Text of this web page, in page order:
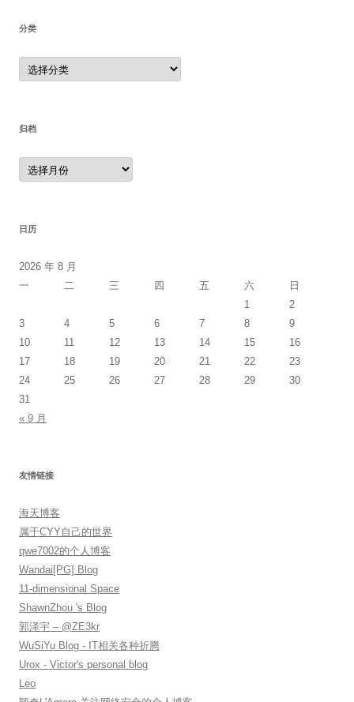
分类
分
类
归档
归
档
日历
2026 年 8 月
一
二 三 四 五 六
日
1
2
3
4 5 6 7 8
9
10
11 12 13 14 15
16
17
18 19 20 21 22
23
24
25 26 27 28 29
30
31
« 9 月
友情链接
海天博客
属于CYY自己的世界
qwe7002的个人博客
Wandai[PG] Blog
11-dimensional Space
ShawnZhou 's Blog
郭泽宇 – @ZE3kr
WuSiYu Blog - IT相关各种折腾
Urox - Victor's personal blog
Leo